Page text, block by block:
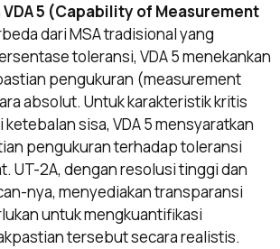
VDA 5 (Capability of Measurement
dari MSA tradisional yang
toleransi, VDA 5 menekankan
pengukuran (measurement
absolut. Untuk karakteristik kritis
sisa, VDA 5 mensyaratkan
pengukuran terhadap toleransi
UT-2A, dengan resolusi tinggi dan
nya, menyediakan transparansi
untuk mengkuantifikasi
tersebut secara realistis.